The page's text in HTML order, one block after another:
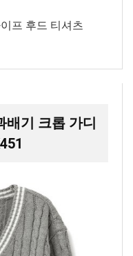
프 후드 티셔츠
배기 크롭 가디